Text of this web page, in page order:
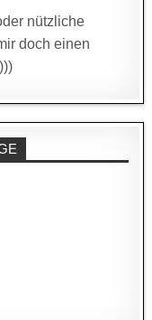
nützliche
doch einen